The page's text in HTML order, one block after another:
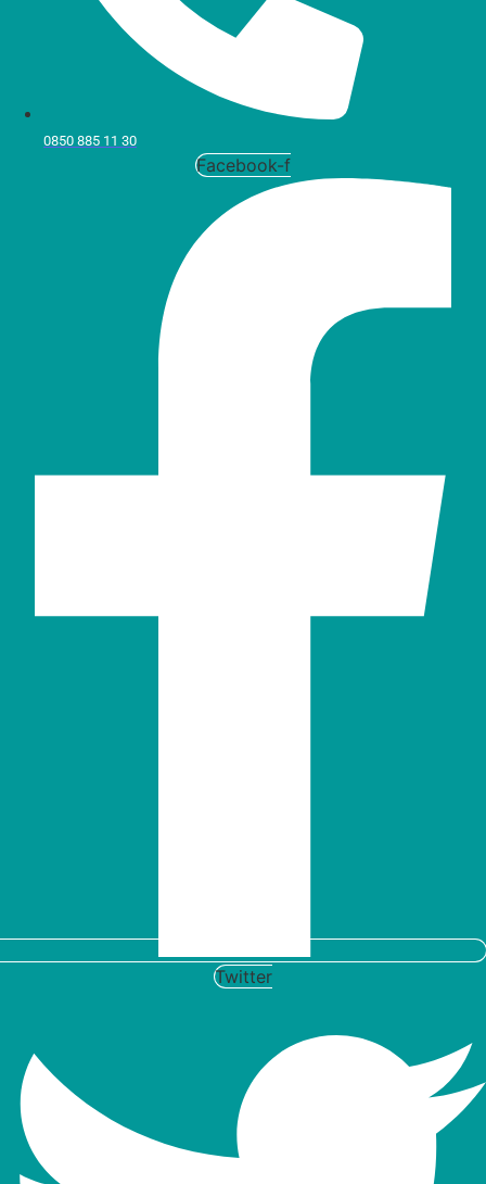
0850 885 11 30
Facebook-f
Twitter